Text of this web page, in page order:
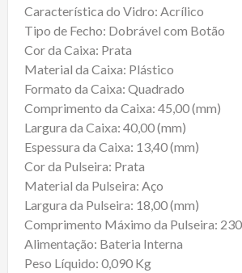
Característica do Vidro: Acrílico
Tipo de Fecho: Dobrável com Botão
Cor da Caixa: Prata
Material da Caixa: Plástico
Formato da Caixa: Quadrado
Comprimento da Caixa: 45,00 (mm)
Largura da Caixa: 40,00 (mm)
Espessura da Caixa: 13,40 (mm)
Cor da Pulseira: Prata
Material da Pulseira: Aço
Largura da Pulseira: 18,00 (mm)
Comprimento Máximo da Pulseira:
Alimentação: Bateria Interna
Peso Líquido: 0,090 Kg